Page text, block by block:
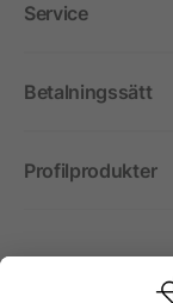
Service
Betalningssätt
Profilprodukter